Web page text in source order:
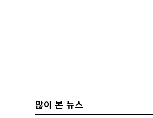
많이 본 뉴스